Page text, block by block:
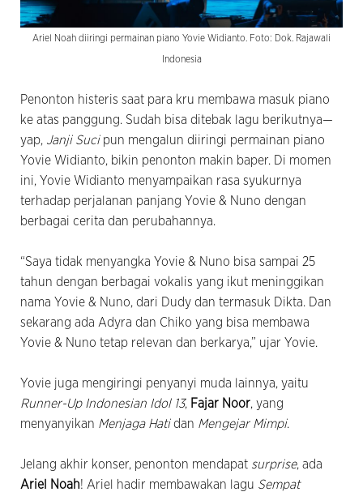
Ariel Noah diiringi permainan piano Yovie Widianto. Foto: Dok. Rajawali
Indonesia
Penonton histeris saat para kru membawa masuk piano
ke atas panggung. Sudah bisa ditebak lagu berikutnya—
yap, Janji Sucipun mengalun diiringi permainan piano
Yovie Widianto, bikin penonton makin baper. Di momen
ini, Yovie Widianto menyampaikan rasa syukurnya
terhadap perjalanan panjang Yovie & Nuno dengan
berbagai cerita dan perubahannya.
“Saya tidak menyangka Yovie & Nuno bisa sampai 25
tahun dengan berbagai vokalis yang ikut meninggikan
nama Yovie & Nuno, dari Dudy dan termasuk Dikta. Dan
sekarang ada Adyra dan Chiko yang bisa membawa
Yovie & Nuno tetap relevan dan berkarya,” ujar Yovie.
Yovie juga mengiringi penyanyi muda lainnya, yaitu
Runner-Up Indonesian Idol 13, Fajar Noor, yang
menyanyikan Menjaga Hatidan Mengejar Mimpi.
Jelang akhir konser, penonton mendapat surprise, ada
Ariel Noah! Ariel hadir membawakan lagu Sempat